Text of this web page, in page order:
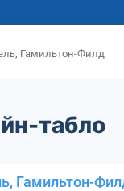
Гамильтон-Филд
табло
Гамильтон-